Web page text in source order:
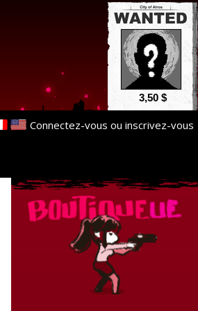
3,50 $
Connectez-vous ou inscrivez-vous